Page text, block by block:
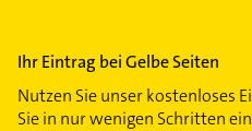
Ihr Eintrag bei Gelbe Seiten
Nutzen Sie unser kostenloses
Sie in nur wenigen Schritten